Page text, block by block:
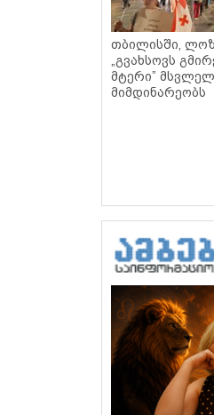
თბილისში,
„გვახსოვს
მტერი”
მიმდინარეობს